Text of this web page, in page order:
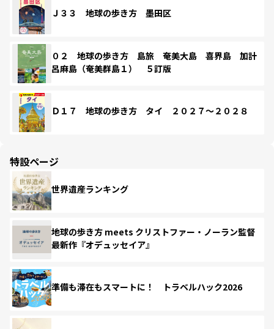
Ｊ３３ 地球の歩き方 墨田区
０２ 地球の歩き方 島旅 奄美大島 喜界島 加計
呂麻島（奄美群島１） ５訂版
Ｄ１７ 地球の歩き方 タイ ２０２７～２０２８
特設ページ
世界遺産ランキング
地球の歩き方 meets クリストファー・ノーラン監督
最新作『オデュッセイア』
準備も滞在もスマートに！ トラベルハック2026